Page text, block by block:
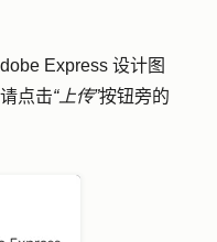
Express 设计图
点击“上传”按钮旁的